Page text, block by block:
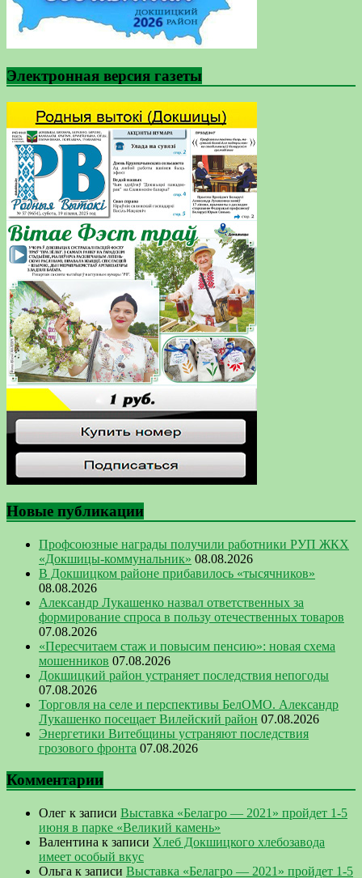
Электронная версия газеты
Новые публикации
Профсоюзные награды получили работники РУП ЖКХ
«Докшицы-коммунальник» 08.08.2026
В Докшицком районе прибавилось «тысячников»
08.08.2026
Александр Лукашенко назвал ответственных за
формирование спроса в пользу отечественных товаров
07.08.2026
«Пересчитаем стаж и повысим пенсию»: новая схема
мошенников 07.08.2026
Докшицкий район устраняет последствия непогоды
07.08.2026
Торговля на селе и перспективы БелОМО. Александр
Лукашенко посещает Вилейский район 07.08.2026
Энергетики Витебщины устраняют последствия
грозового фронта 07.08.2026
Комментарии
Олег к записи Выставка «Белагро — 2021» пройдет 1-5
июня в парке «Великий камень»
Валентина к записи Хлеб Докшицкого хлебозавода
имеет особый вкус
Ольга к записи Выставка «Белагро — 2021» пройдет 1-5